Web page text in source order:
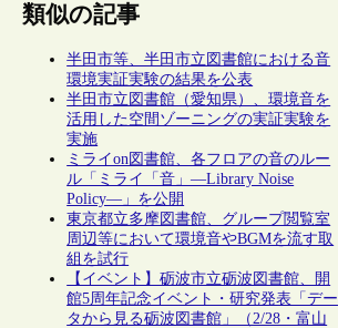
類似の記事
半田市等、半田市立図書館における音
環境実証実験の結果を公表
半田市立図書館（愛知県）、環境音を
活用した空間ゾーニングの実証実験を
実施
ミライon図書館、各フロアの音のルー
ル「ミライ「音」―Library Noise
Policy―」を公開
東京都立多摩図書館、グループ閲覧室
周辺等において環境音やBGMを流す取
組を試行
【イベント】砺波市立砺波図書館、開
館5周年記念イベント・研究発表「デー
タから見る砺波図書館」（2/28・富山